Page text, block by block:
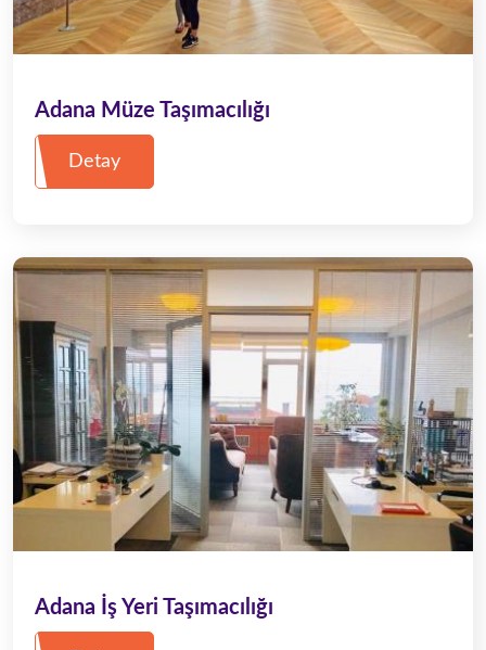
Adana Müze Taşımacılığı
Detay
Adana İş Yeri Taşımacılığı